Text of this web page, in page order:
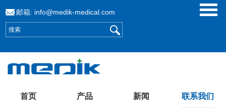
邮箱: info@medik-medical.com
首页 产品 新闻 联系我们